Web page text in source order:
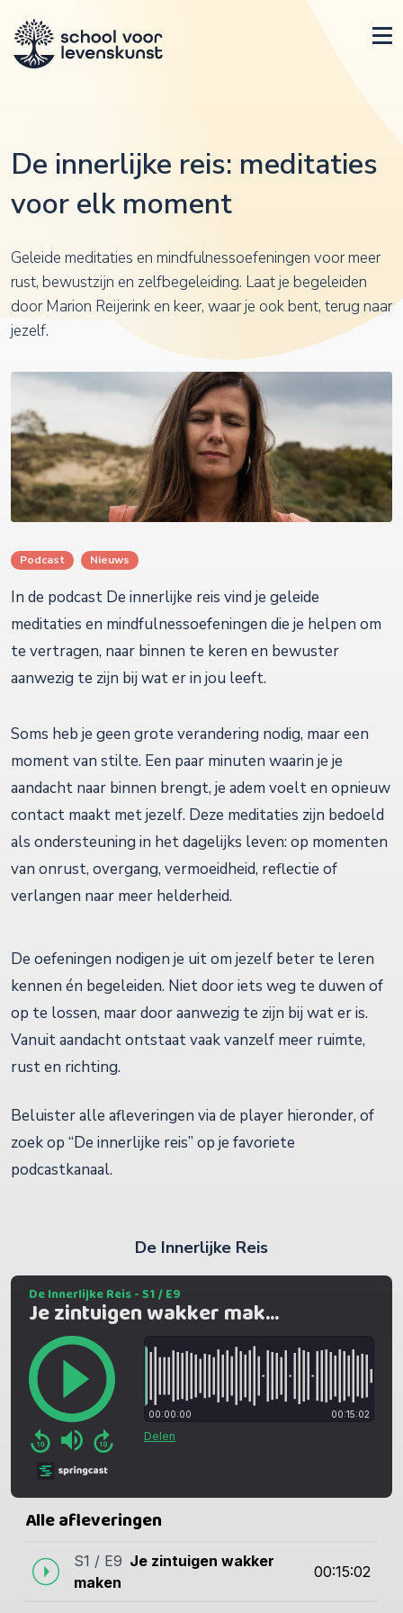
De innerlijke reis: meditaties
voor elk moment
Geleide meditaties en mindfulnessoefeningen voor meer
rust, bewustzijn en zelfbegeleiding. Laat je begeleiden
door Marion Reijerink en keer, waar je ook bent, terug naar
jezelf.
Podcast Nieuws
In de podcast De innerlijke reis vind je geleide
meditaties en mindfulnessoefeningen die je helpen om
te vertragen, naar binnen te keren en bewuster
aanwezig te zijn bij wat er in jou leeft.
Soms heb je geen grote verandering nodig, maar een
moment van stilte. Een paar minuten waarin je je
aandacht naar binnen brengt, je adem voelt en opnieuw
contact maakt met jezelf. Deze meditaties zijn bedoeld
als ondersteuning in het dagelijks leven: op momenten
van onrust, overgang, vermoeidheid, reflectie of
verlangen naar meer helderheid.
De oefeningen nodigen je uit om jezelf beter te leren
kennen én begeleiden. Niet door iets weg te duwen of
op te lossen, maar door aanwezig te zijn bij wat er is.
Vanuit aandacht ontstaat vaak vanzelf meer ruimte,
rust en richting.
Beluister alle afleveringen via de player hieronder, of
zoek op “De innerlijke reis” op je favoriete
podcastkanaal.
De Innerlijke Reis